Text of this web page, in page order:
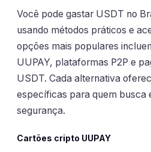
Você pode gastar USDT no
usando métodos práticos e
opções mais populares
UUPAY, plataformas P2P e
USDT. Cada alternativa
específicas para quem busca
segurança.
Cartões cripto UUPAY